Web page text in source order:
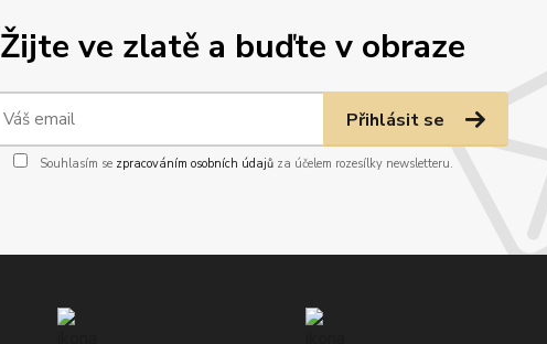
Žijte ve zlatě a buďte v obraze
Přihlásit se
Souhlasím se zpracováním osobních údajůza účelem rozesílky newsletteru.